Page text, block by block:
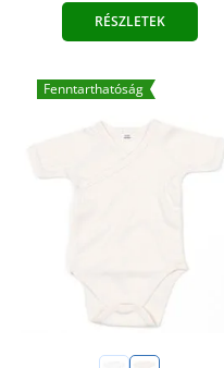
RÉSZLETEK
Fenntarthatóság